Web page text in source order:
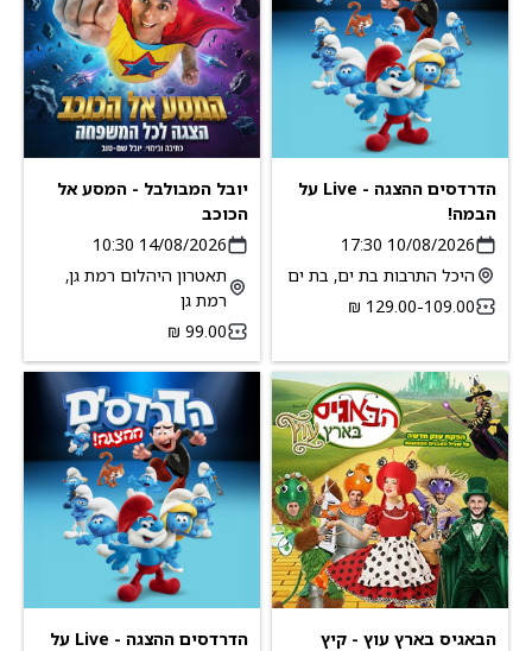
הדרדסים ההצגה - Live על
הבמה!
10/08/2026 17:30
היכל התרבות בת ים, בת ים
109.00-‏129.00 ‏₪
יובל המבולבל - המסע אל
הכוכב
14/08/2026 10:30
תאטרון היהלום רמת גן,
רמת גן
הבאגיס בארץ עוץ - קיץ
הדרדסים ההצגה - Live על